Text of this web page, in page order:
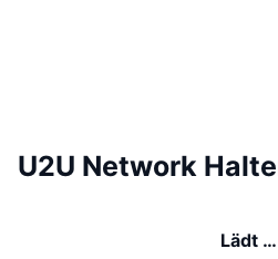
U2U Network
Lädt …